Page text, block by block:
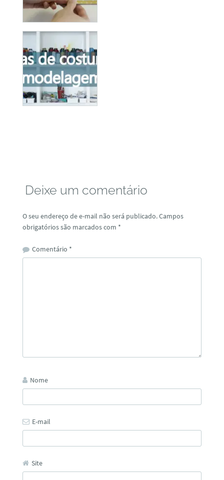
Deixe um comentário
O seu endereço de e-mail não será publicado.Campos
obrigatórios são marcados com *
Comentário *
Nome
E-mail
Site